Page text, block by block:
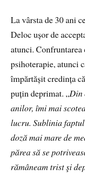
La vârsta de 30 ani
Deloc ușor de
atunci.
psihoterapie, atunci
împărtășit credința
puțin deprimat. „Din
anilor, îmi mai
lucru. Sublinia
doză mai mare de
părea să se
rămâneam trist şi